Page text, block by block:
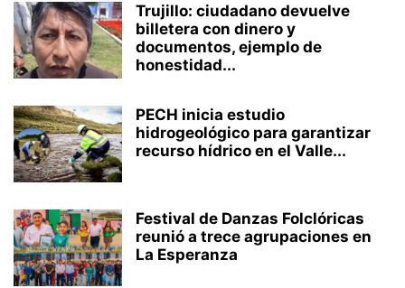
Trujillo: ciudadano devuelve
billetera con dinero y
documentos, ejemplo de
honestidad...
PECH inicia estudio
hidrogeológico para garantizar
recurso hídrico en el Valle...
Festival de Danzas Folclóricas
reunió a trece agrupaciones en
La Esperanza